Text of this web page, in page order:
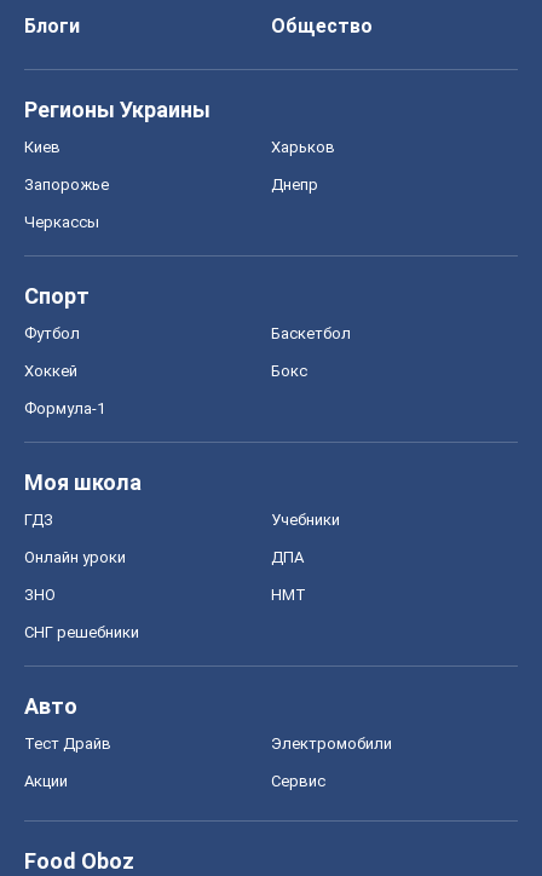
Блоги
Общество
Регионы Украины
Киев Харьков
Запорожье Днепр
Черкассы
Спорт
Футбол Баскетбол
Хоккей Бокс
Формула-1
Моя школа
ГДЗ Учебники
Онлайн уроки ДПА
ЗНО НМТ
СНГ решебники
Авто
Тест Драйв Электромобили
Акции Сервис
Food Oboz